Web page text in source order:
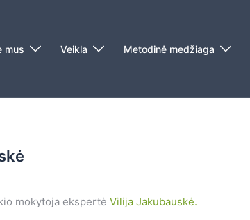
mus Veikla Metodinė medžiaga
mokytoja ekspertė Vilija Jakubauskė.